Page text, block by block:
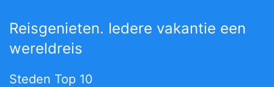
Reisgenieten. Iedere vakantie een
wereldreis
Steden Top 10